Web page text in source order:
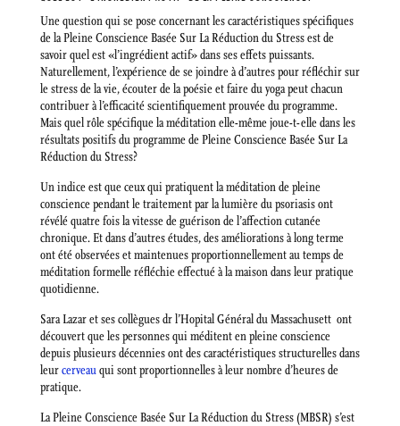
Une question qui se pose concernant les caractéristiques spécifiques
de la Pleine Conscience Basée Sur La Réduction du Stress est de
savoir quel est «l’ingrédient actif» dans ses effets puissants.
Naturellement, l’expérience de se joindre à d’autres pour réfléchir sur
le stress de la vie, écouter de la poésie et faire du yoga peut chacun
contribuer à l’efficacité scientifiquement prouvée du programme.
Mais quel rôle spécifique la méditation elle-même joue-t-elle dans les
résultats positifs du programme de Pleine Conscience Basée Sur La
Réduction du Stress?
Un indice est que ceux qui pratiquent la méditation de pleine
conscience pendant le traitement par la lumière du psoriasis ont
révélé quatre fois la vitesse de guérison de l’affection cutanée
chronique. Et dans d’autres études, des améliorations à long terme
ont été observées et maintenues proportionnellement au temps de
méditation formelle réfléchie effectué à la maison dans leur pratique
quotidienne.
Sara Lazar et ses collègues dr l’Hopital Général du Massachusett ont
découvert que les personnes qui méditent en pleine conscience
depuis plusieurs décennies ont des caractéristiques structurelles dans
leurcerveauqui sont proportionnelles à leur nombre d’heures de
pratique.
La Pleine Conscience Basée Sur La Réduction du Stress (MBSR) s’est